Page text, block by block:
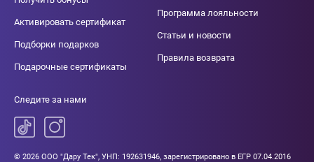
Активировать сертификат
Подборки подарков
Подарочные сертификаты
Программа лояльности
Статьи и новости
Правила возврата
Следите за нами
© 2026 ООО "Дару Тек", УНП: 192631946, зарегистрировано в ЕГР 07.04.2016